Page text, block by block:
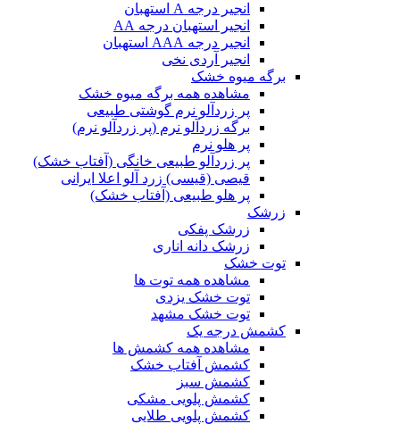
انجیر درجه A استهبان
انجیر استهبان درجه AA
انجیر درجه AAA استهبان
انجیر آردی نخی
برگه میوه خشک
مشاهده همه برگه میوه خشک
پر زردآلو نرم گوشتی طبیعی
برگه زردآلو نرم (پر زردآلو نرم)
پر هلو نرم
پر زردآلو طبیعی خانگی (آفتاب خشک)
قیصی (قیسی) زرد آلو اعلا ایرانی
پر هلو طبیعی (آفتاب خشک)
زرشک
زرشک پفکی
زرشک دانه اناری
توت خشک
مشاهده همه توت ها
توت خشک یزدی
توت خشک مشهد
کشمش درجه یک
مشاهده همه کشمش ها
کشمش آفتاب خشک
کشمش سبز
کشمش پلویی مشکی
کشمش پلویی طلایی